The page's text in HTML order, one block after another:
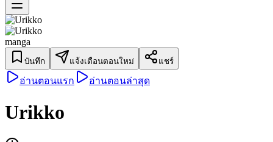
manga
บันทึก แจ้งเตือนตอนใหม่ แชร์
อ่านตอนแรก อ่านตอนล่าสุด
Urikko